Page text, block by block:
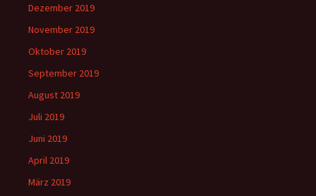
Dezember 2019
November 2019
Oktober 2019
September 2019
August 2019
Juli 2019
Juni 2019
April 2019
März 2019